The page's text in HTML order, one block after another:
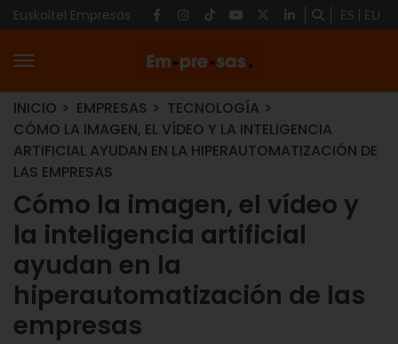
Euskaltel Empresas ES EU
INICIO EMPRESAS
TECNOLOGÍA
CÓMO LA IMAGEN, EL VÍDEO Y LA INTELIGENCIA
ARTIFICIAL AYUDAN EN LA HIPERAUTOMATIZACIÓN DE
LAS EMPRESAS
Cómo la imagen, el vídeo y
la inteligencia artificial
ayudan en la
hiperautomatización de las
empresas